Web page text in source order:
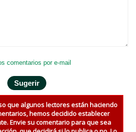
comentarios por e-mail
que algunos lectores están haciendo
hemos decidido establecer
Envie su comentario para que sea